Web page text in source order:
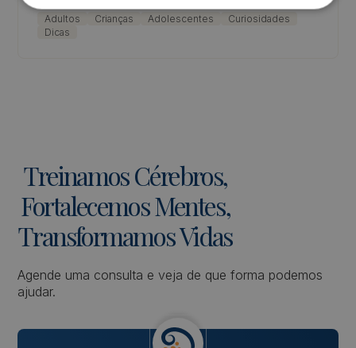
Adultos Crianças Adolescentes
Curiosidades
Dicas
TreinamosCérebros,
FortalecemosMentes,
TransformamosVidas
Agende uma consulta e veja de que forma podemos
ajudar.